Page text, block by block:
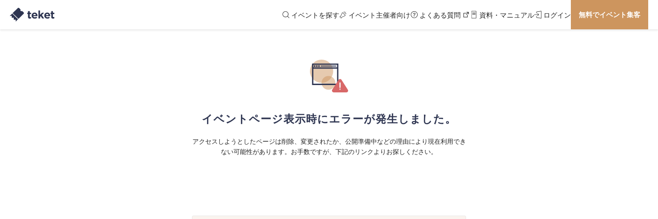
イベントを探す イベント主催者向け よくある質問 資料・マニュアル ログイン 無料でイベント集客
イベントページ表示時にエラーが発生しました。
アクセスしようとしたページは削除、変更されたか、公開準備中などの理由により現在利用でき
ない可能性があります。お手数ですが、下記のリンクよりお探しください。